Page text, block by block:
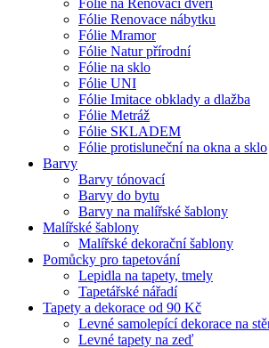
Fólie Renovace nábytku
Fólie Mramor
Fólie Natur přírodní
Fólie na sklo
Fólie UNI
Fólie Imitace obklady a dlažba
Fólie Metráž
Fólie SKLADEM
Fólie protisluneční na okna a sklo
Barvy
Barvy tónovací
Barvy do bytu
Barvy na malířské šablony
Malířské šablony
Malířské dekorační šablony
Pomůcky pro tapetování
Lepidla na tapety, tmely
Tapetářské nářadí
Tapety a dekorace od 90 Kč
Levné samolepící dekorace na
Levné tapety na zeď